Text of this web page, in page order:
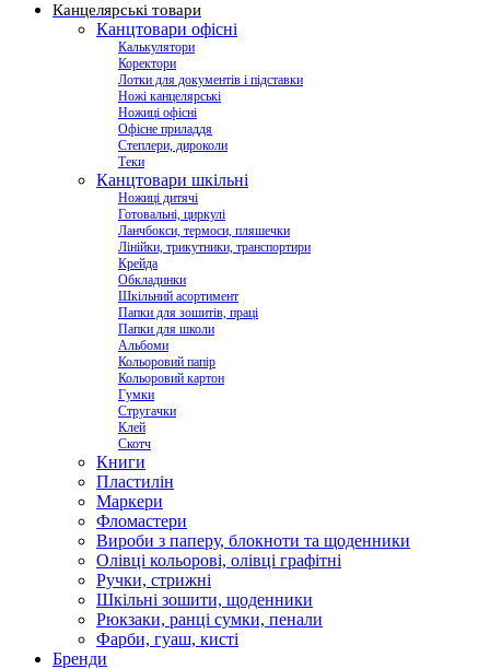
Канцелярські товари
Канцтовари офісні
Калькулятори
Коректори
Лотки для документів і підставки
Ножі канцелярські
Ножиці офісні
Офісне приладдя
Степлери, дироколи
Теки
Канцтовари шкільні
Ножиці дитячі
Готовальні, циркулі
Ланчбокси, термоси, пляшечки
Лінійки, трикутники, транспортири
Крейда
Обкладинки
Шкільний асортимент
Папки для зошитів, праці
Папки для школи
Альбоми
Кольоровий папір
Кольоровий картон
Гумки
Стругачки
Клей
Скотч
Книги
Пластилін
Маркери
Фломастери
Вироби з паперу, блокноти та щоденники
Олівці кольорові, олівці графітні
Ручки, стрижні
Шкільні зошити, щоденники
Рюкзаки, ранці сумки, пенали
Фарби, гуаш, кисті
Бренди